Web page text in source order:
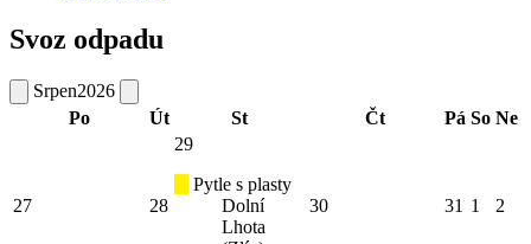
Svoz odpadu
Srpen2026
Po
Út St Čt Pá So Ne
27 28
29
Pytle s plasty
Dolní
Lhota
30 31 1 2